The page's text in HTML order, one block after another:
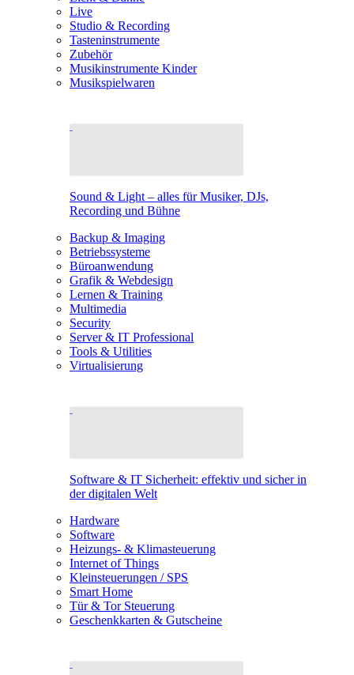
Live
Studio & Recording
Tasteninstrumente
Zubehör
Musikinstrumente Kinder
Musikspielwaren
Sound & Light – alles für Musiker, DJs,
Recording und Bühne
Backup & Imaging
Betriebssysteme
Büroanwendung
Grafik & Webdesign
Lernen & Training
Multimedia
Security
Server & IT Professional
Tools & Utilities
Virtualisierung
Software & IT Sicherheit: effektiv und sicher in
der digitalen Welt
Hardware
Software
Heizungs- & Klimasteuerung
Internet of Things
Kleinsteuerungen / SPS
Smart Home
Tür & Tor Steuerung
Geschenkkarten & Gutscheine